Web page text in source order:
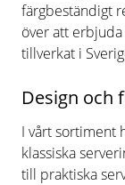
färgbeständigt
över att
tillverkat i
Design och
I vårt sortiment
klassiska
till praktiska